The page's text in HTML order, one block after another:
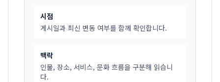
시점
게시일과 최신 변동 여부를 함께 확인합니다.
맥락
인물, 장소, 서비스, 문화 흐름을 구분해 읽습니
다.